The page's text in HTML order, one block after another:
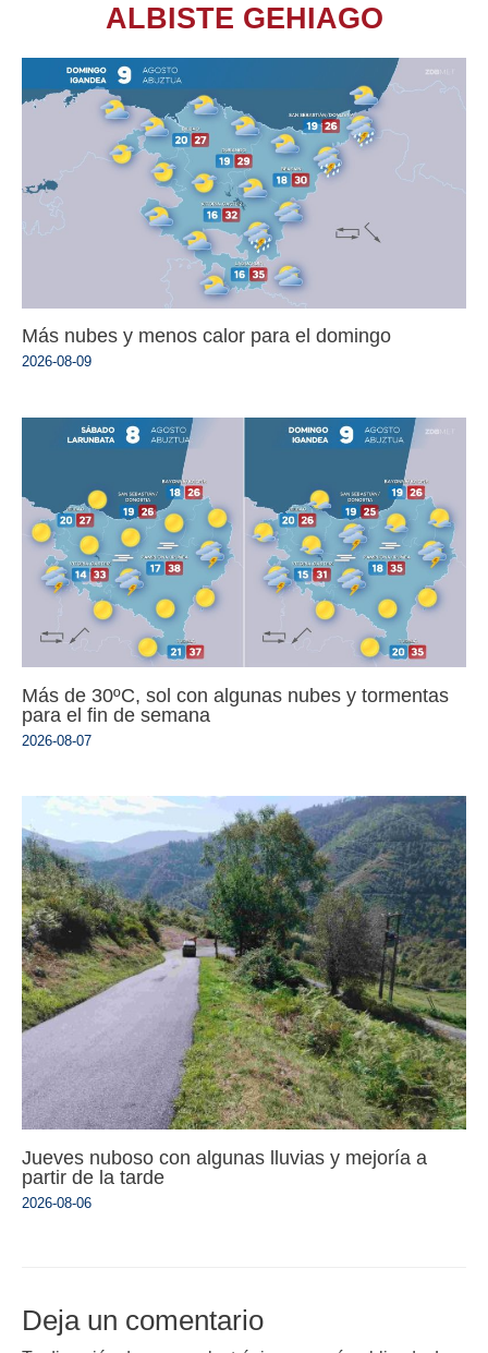
ALBISTE GEHIAGO
Más nubes y menos calor para el domingo
2026-08-09
Más de 30ºC, sol con algunas nubes y tormentas
para el fin de semana
2026-08-07
Jueves nuboso con algunas lluvias y mejoría a
partir de la tarde
2026-08-06
Deja un comentario